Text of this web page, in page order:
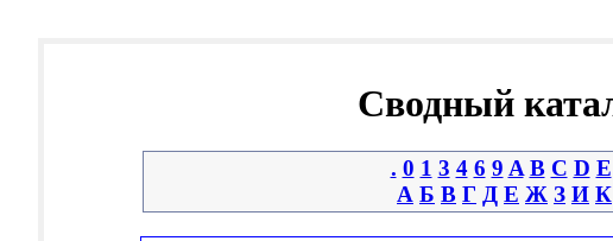
Сводный
. 0 1 3 4 6 9 A B C D E
А Б В Г Д Е Ж З И К